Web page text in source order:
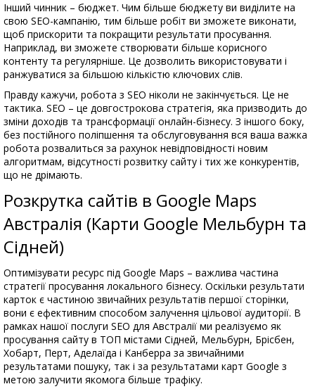
Інший чинник – бюджет. Чим більше бюджету ви виділите на
свою SEO-кампанію, тим більше робіт ви зможете виконати,
щоб прискорити та покращити результати просування.
Наприклад, ви зможете створювати більше корисного
контенту та регулярніше. Це дозволить використовувати і
ранжуватися за більшою кількістю ключових слів.
Правду кажучи, робота з SEO ніколи не закінчується. Це не
тактика. SEO – це довгострокова стратегія, яка призводить до
зміни доходів та трансформації онлайн-бізнесу. З іншого боку,
без постійного поліпшення та обслуговування вся ваша важка
робота розвалиться за рахунок невідповідності новим
алгоритмам, відсутності розвитку сайту і тих же конкурентів,
що не дрімають.
Розкрутка сайтів в Google Maps
Австралія (Карти Google Мельбурн та
Сідней)
Оптимізувати ресурс під Google Maps – важлива частина
стратегії просування локального бізнесу. Оскільки результати
карток є частиною звичайних результатів першої сторінки,
вони є ефективним способом залучення цільової аудиторії. В
рамках нашої послуги SEO для Австралії ми реалізуємо як
просування сайту в ТОП містами Сідней, Мельбурн, Брісбен,
Хобарт, Перт, Аделаїда і Канберра за звичайними
результатами пошуку, так і за результатами карт Google з
метою залучити якомога більше трафіку.